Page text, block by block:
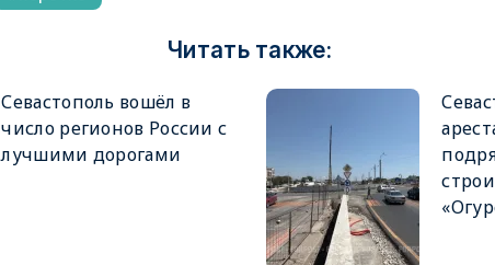
Читать также:
Севастополь вошёл в
число регионов России с
лучшими дорогами